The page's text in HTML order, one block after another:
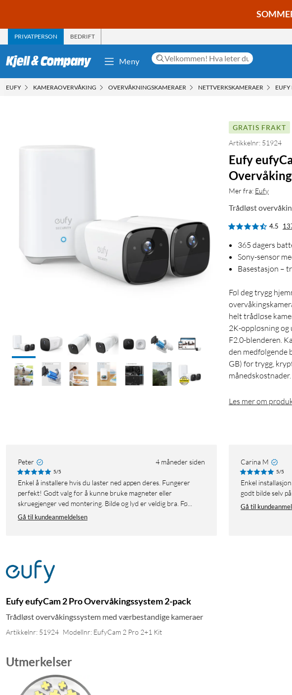
PRIVATPERSON BEDRIFT
Meny
EUFY KAMERAOVERVÅKING OVERVÅKNINGSKAMERAER NETTVERKSKAMERAER EUFY
GRATIS FRAKT
Artikkelnr: 51924
Eufy
Mer fra: Eufy
Trådløst
4.5
365 dagers
Sony-sensor
Basestasjon –
Føl deg trygg
helt trådløse
2K-oppløsning og
F2.0-blenderen.
den medfølgende
GB) for trygg,
månedskostnader.
Les mer om
Peter 4 måneder siden
5/5
Enkel å installere hvis du laster ned appen deres. Fungerer
perfekt! Godt valg for å kunne bruke magneter eller
skruegjenger ved montering. Bilde og lyd er veldig bra. Fø...
Gå til kundeanmeldelsen
Carina M
5/5
Enkel installasjon og tilkobling. Veldig bra kamera gjengir et
godt bilde selv
Gå til
Eufy eufyCam 2 Pro Overvåkingssystem 2-pack
Trådløst overvåkingssystem med værbestandige kameraer
Artikkelnr: 51924 Modellnr: EufyCam 2 Pro 2+1 Kit
Utmerkelser